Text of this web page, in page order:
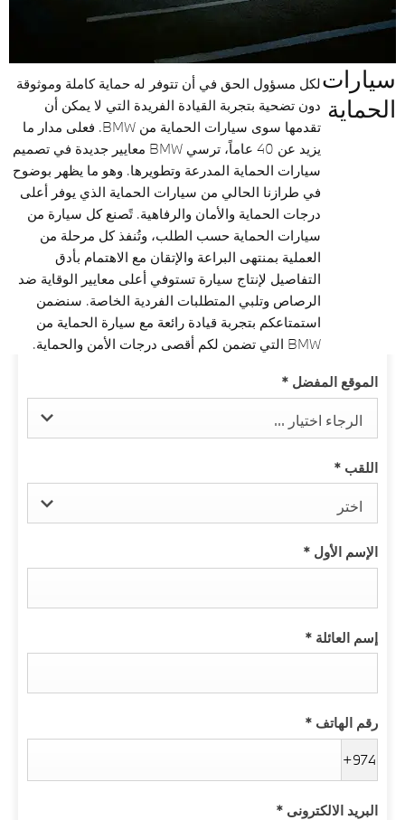
سيارات
الحماية
لكل مسؤول الحق في أن تتوفر له حماية كاملة وموثوقة
دون تضحية بتجربة القيادة الفريدة التي لا يمكن أن
تقدمها سوى سيارات الحماية من BMW. فعلى مدار ما
يزيد عن 40 عاماً، ترسي BMW معايير جديدة في تصميم
سيارات الحماية المدرعة وتطويرها. وهو ما يظهر بوضوح
في طرازنا الحالي من سيارات الحماية الذي يوفر أعلى
درجات الحماية والأمان والرفاهية. تًصنع كل سيارة من
سيارات الحماية حسب الطلب، وتُنفذ كل مرحلة من
العملية بمنتهى البراعة والإتقان مع الاهتمام بأدق
التفاصيل لإنتاج سيارة تستوفي أعلى معايير الوقاية ضد
الرصاص وتلبي المتطلبات الفردية الخاصة. سنضمن
استمتاعكم بتجربة قيادة رائعة مع سيارة الحماية من
BMW التي تضمن لكم أقصى درجات الأمن والحماية.
الموقع المفضل *
الرجاء اختيار ...
اللقب *
اختر
الإسم الأول *
إسم العائلة *
رقم الهاتف *
+974
البريد الالكترونى *